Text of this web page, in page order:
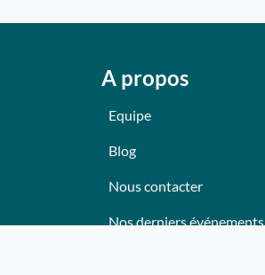
A propos
Equipe
Blog
Nous contacter
Nos derniers événements